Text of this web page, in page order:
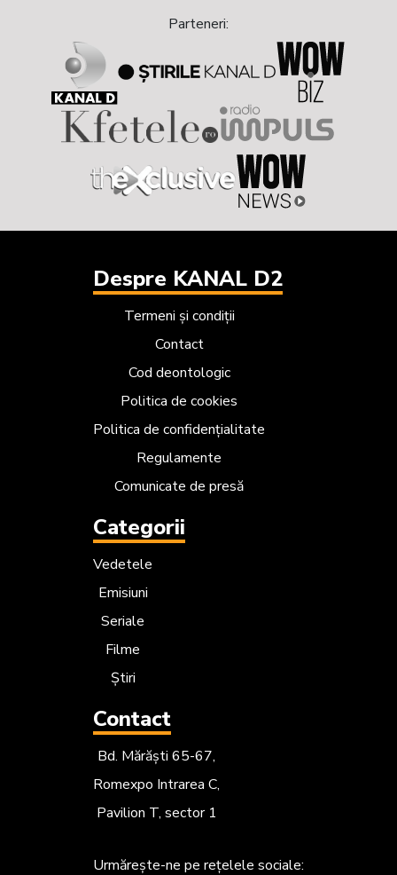
Parteneri:
Despre KANAL D2
Termeni și condiții
Contact
Cod deontologic
Politica de cookies
Politica de confidențialitate
Regulamente
Comunicate de presă
Categorii
Vedetele
Emisiuni
Seriale
Filme
Știri
Contact
Bd. Mărăști 65-67,
Romexpo Intrarea C,
Pavilion T, sector 1
Urmărește-ne pe rețelele sociale: